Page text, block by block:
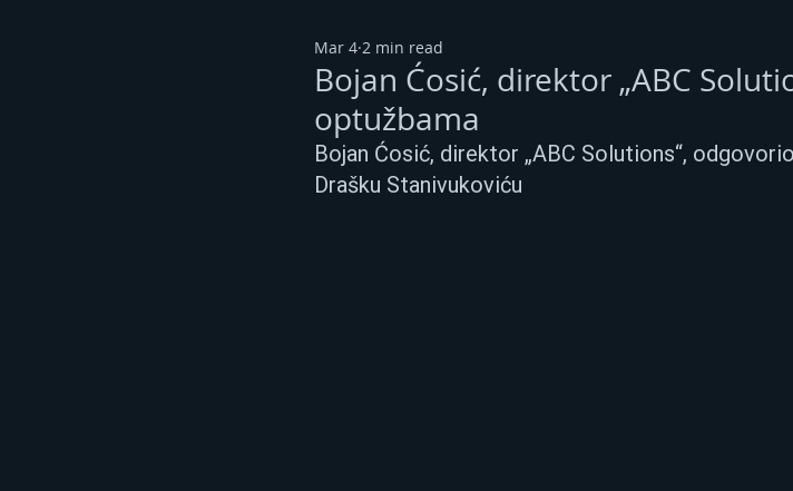
Bojan Ćosić, direktor „ABC
optužbama
Mar 4 2 min read
Bojan Ćosić, direktor „ABC Solutions“,
Drašku Stanivukoviću